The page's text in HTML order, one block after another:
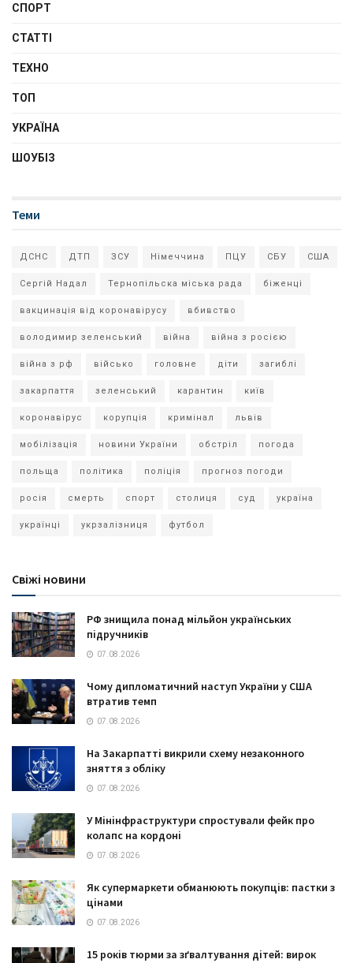
СПОРТ
СТАТТІ
ТЕХНО
ТОП
УКРАЇНА
ШОУБІЗ
Теми
ДСНС ДТП ЗСУ Німеччина ПЦУ СБУ США
Сергій Надал Тернопільска міська рада біженці
вакцинація від коронавірусу вбивство
володимир зеленський війна війна з росією
війна з рф військо головне діти загиблі
закарпаття зеленський карантин київ
коронавірус корупція кримінал львів
мобілізація новини України обстріл погода
польща політика поліція прогноз погоди
росія смерть спорт столиця суд україна
українці укрзалізниця футбол
Свіжі новини
РФ знищила понад мільйон українських
підручників
07.08.2026
Чому дипломатичний наступ України у США
втратив темп
07.08.2026
На Закарпатті викрили схему незаконного
зняття з обліку
07.08.2026
У Мінінфраструктури спростували фейк про
колапс на кордоні
07.08.2026
Як супермаркети обманюють покупців: пастки з
цінами
07.08.2026
15 років тюрми за зґвалтування дітей: вирок